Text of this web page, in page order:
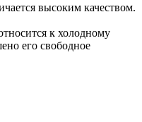
высоким качеством.
к холодному
его свободное